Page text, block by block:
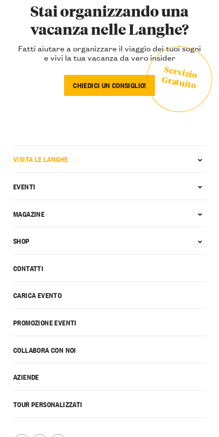
Stai organizzando una
vacanza nelle Langhe?
Fatti aiutare a organizzare il viaggio dei tuoi sogni
e vivi la tua vacanza da vero insider
CHIEDICI UN CONSIGLIO!
Servizio
Gratuito
CONTATTI
CARICA EVENTO
PROMOZIONE EVENTI
COLLABORA CON NOI
AZIENDE
TOUR PERSONALIZZATI
VISITA LE LANGHE
EVENTI
MAGAZINE
SHOP